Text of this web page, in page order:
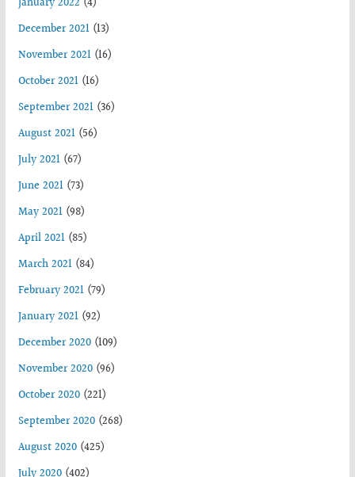
December 2021(13)
November 2021(16)
October 2021(16)
September 2021(36)
August 2021(56)
July 2021(67)
June 2021(73)
May 2021(98)
April 2021(85)
March 2021(84)
February 2021(79)
January 2021(92)
December 2020(109)
November 2020(96)
October 2020(221)
September 2020(268)
August 2020(425)